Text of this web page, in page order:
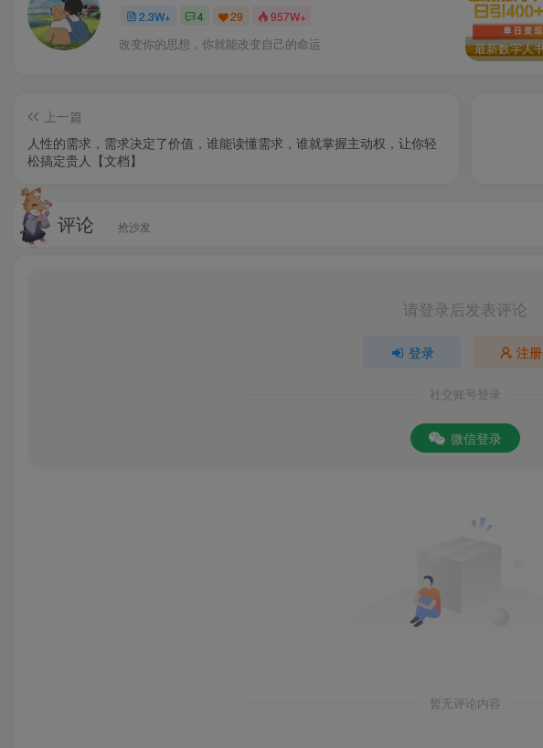
2.3W+ 4 29 957W+
改变你的思想，你就能改变自己的命运
上一篇
人性的需求，需求决定了价值，谁能读懂需求，谁就掌握主动权，让你轻
松搞定贵人【文档】
评论 抢沙发
请登录后发表评论
登录 注册
社交账号登录
微信登录
暂无评论内容